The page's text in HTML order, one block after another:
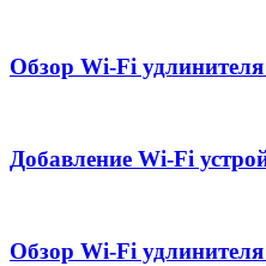
Обзор Wi-Fi
Добавление Wi-Fi
Обзор Wi-Fi